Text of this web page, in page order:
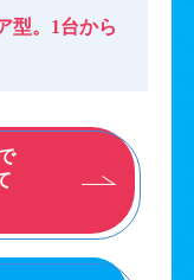
型。1台から